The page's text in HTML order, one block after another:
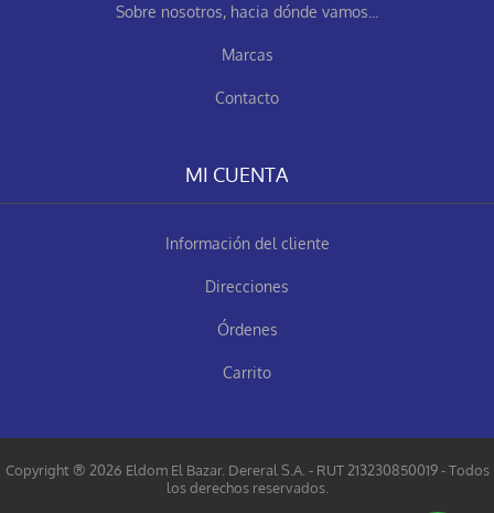
Sobre nosotros, hacia dónde vamos...
Marcas
Contacto
MI CUENTA
Información del cliente
Direcciones
Órdenes
Carrito
Copyright ® 2026 Eldom El Bazar. Dereral S.A. - RUT 213230850019 - Todos
los derechos reservados.